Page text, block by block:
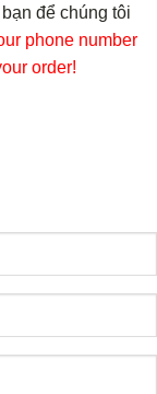
để chúng tôi
phone number
order!